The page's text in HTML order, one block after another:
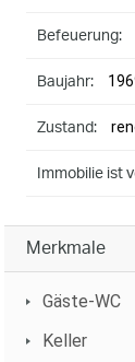
Befeuerung:
Baujahr:
Zustand:
Immobilie ist
Merkmale
Gäste-WC
Keller